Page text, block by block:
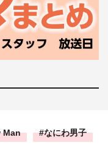
Man なにわ男子